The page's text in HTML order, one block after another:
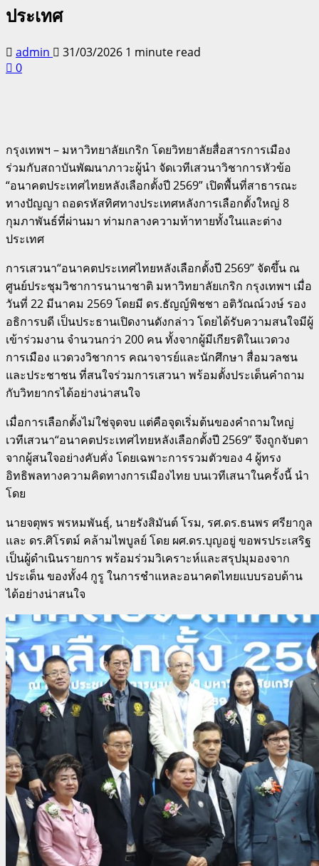
ประเทศ
admin 31/03/2026 1 minute read
0
กรุงเทพฯ – มหาวิทยาลัยเกริก โดยวิทยาลัยสื่อสารการเมือง
ร่วมกับสถาบันพัฒนาภาวะผู้นำ จัดเวทีเสวนาวิชาการหัวข้อ
“อนาคตประเทศไทยหลังเลือกตั้งปี 2569” เปิดพื้นที่สาธารณะ
ทางปัญญา ถอดรหัสทิศทางประเทศหลังการเลือกตั้งใหญ่ 8
กุมภาพันธ์ที่ผ่านมา ท่ามกลางความท้าทายทั้งในและต่าง
ประเทศ
การเสวนา“อนาคตประเทศไทยหลังเลือกตั้งปี 2569” จัดขึ้น ณ
ศูนย์ประชุมวิชาการนานาชาติ มหาวิทยาลัยเกริก กรุงเทพฯ เมื่อ
วันที่ 22 มีนาคม 2569 โดยมี ดร.ธัญญ์พิชชา อติวัณณ์วงษ์ รอง
อธิการบดี เป็นประธานเปิดงานดังกล่าว โดยได้รับความสนใจมีผู้
เข้าร่วมงาน จำนวนกว่า 200 คน ทั้งจากผู้มีเกียรติในแวดวง
การเมือง แวดวงวิชาการ คณาจารย์และนักศึกษา สื่อมวลชน
และประชาชน ที่สนใจร่วมการเสวนา พร้อมตั้งประเด็นคำถาม
กับวิทยากรได้อย่างน่าสนใจ
เมื่อการเลือกตั้งไม่ใช่จุดจบ แต่คือจุดเริ่มต้นของคำถามใหญ่
เวทีเสวนา“อนาคตประเทศไทยหลังเลือกตั้งปี 2569” จึงถูกจับตา
จากผู้สนใจอย่างคับคั่ง โดยเฉพาะการรวมตัวของ 4 ผู้ทรง
อิทธิพลทางความคิดทางการเมืองไทย บนเวทีเสนาในครั้งนี้ นำ
โดย
นายจตุพร พรหมพันธุ์, นายรังสิมันต์ โรม, รศ.ดร.ธนพร ศรียากูล
และ ดร.ศิโรตม์ คล้ามไพบูลย์ โดย ผศ.ดร.บุญอยู่ ขอพรประเสริฐ
เป็นผู้ดำเนินรายการ พร้อมร่วมวิเคราะห์และสรุปมุมองจาก
ประเด็น ของทั้ง4 กูรู ในการชำแหละอนาคตไทยแบบรอบด้าน
ได้อย่างน่าสนใจ